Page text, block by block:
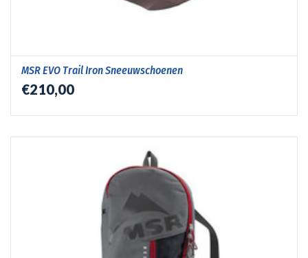
MSR EVO Trail Iron Sneeuwschoenen
€210,00